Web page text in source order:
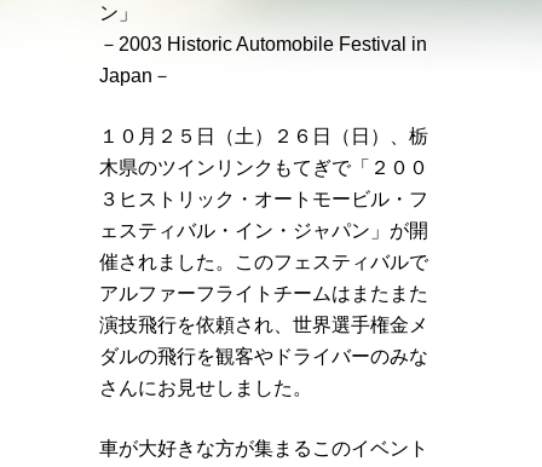
ン」
－2003 Historic Automobile Festival in
Japan－
１０月２５日（土）２６日（日）、栃
木県のツインリンクもてぎで「２００
３ヒストリック・オートモービル・フ
ェスティバル・イン・ジャパン」が開
催されました。このフェスティバルで
アルファーフライトチームはまたまた
演技飛行を依頼され、世界選手権金メ
ダルの飛行を観客やドライバーのみな
さんにお見せしました。
車が大好きな方が集まるこのイベント